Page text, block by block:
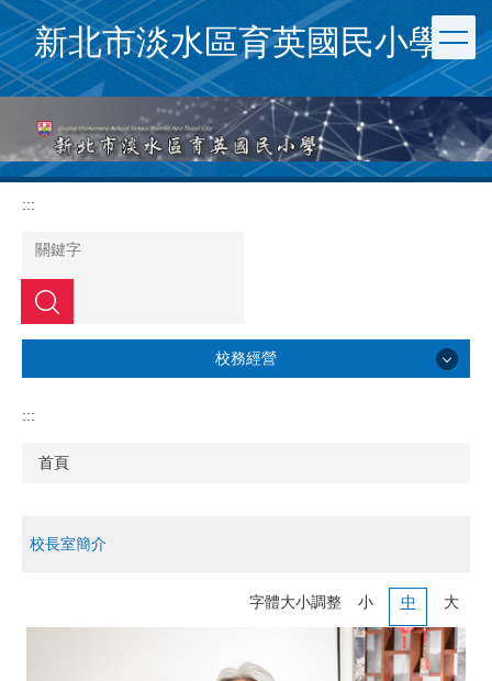
跳
到
主
要
區
新北市淡水區育英國民小學
:::
搜尋
校務經營
公務服務
:::
首頁
校長室簡介
字體大小調整 小 中 大